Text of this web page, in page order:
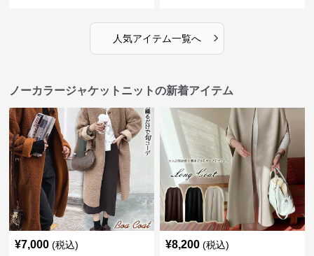
人気アイテム一覧へ ›
ノーカラージャケットニットの新着アイテム
¥7,000 (税込) ¥8,200 (税込)